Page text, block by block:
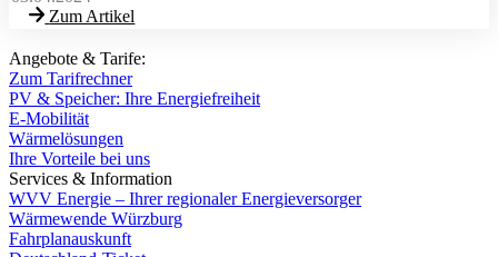
Zum Artikel
Angebote & Tarife:
Zum Tarifrechner
PV & Speicher: Ihre Energiefreiheit
E-Mobilität
Wärmelösungen
Ihre Vorteile bei uns
Services & Information
WVV Energie – Ihrer regionaler Energieversorger
Wärmewende Würzburg
Fahrplanauskunft